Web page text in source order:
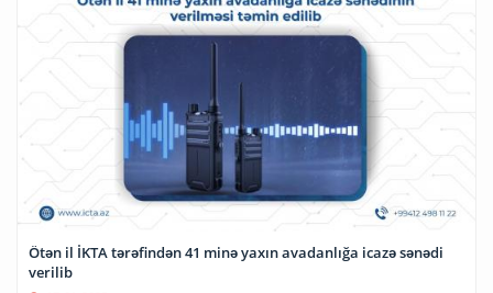
Ötən il İKTA tərəfindən 41 minə yaxın avadanlığa icazə sənədi
verilib